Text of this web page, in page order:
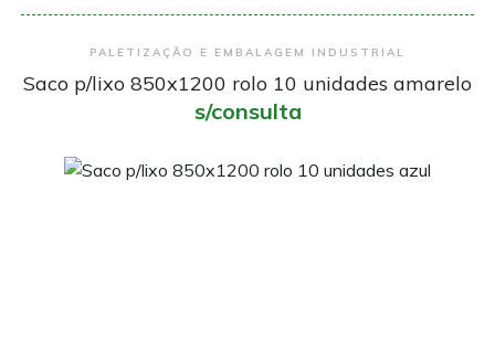
Encomendar
PALETIZAÇÃO E EMBALAGEM INDUSTRIAL
Saco p/lixo 850x1200 rolo 10 unidades amarelo
s/consulta